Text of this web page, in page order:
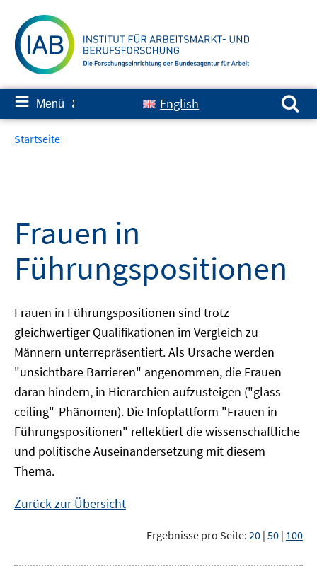
zum
Inhalt
≡ Menü ✘ English
Suchen nach:
Startseite
Frauen in
Führungspositionen
Frauen in Führungspositionen sind trotz
gleichwertiger Qualifikationen im Vergleich zu
Männern unterrepräsentiert. Als Ursache werden
"unsichtbare Barrieren" angenommen, die Frauen
daran hindern, in Hierarchien aufzusteigen ("glass
ceiling"-Phänomen). Die Infoplattform "Frauen in
Führungspositionen" reflektiert die wissenschaftliche
und politische Auseinandersetzung mit diesem
Thema.
Zurück zur Übersicht
Ergebnisse pro Seite: 20 | 50 | 100